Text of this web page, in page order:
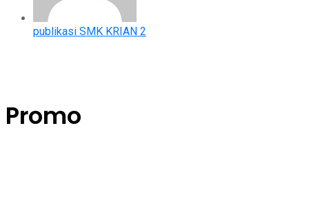
publikasi SMK KRIAN 2
Promo